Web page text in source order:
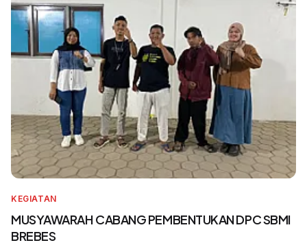
KEGIATAN
MUSYAWARAH CABANG PEMBENTUKAN DPC SBMI
BREBES